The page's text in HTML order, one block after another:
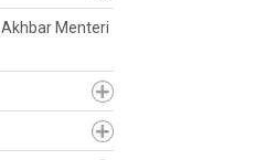
Menteri